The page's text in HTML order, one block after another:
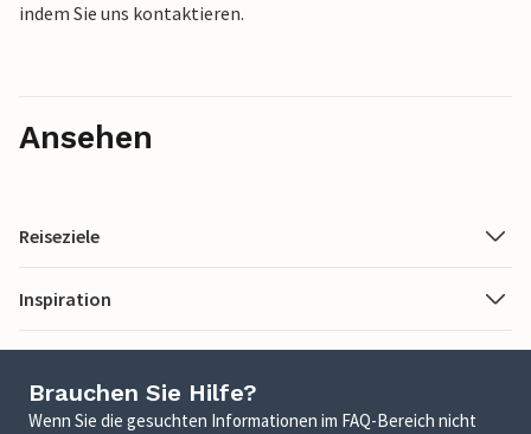
indem Sie uns kontaktieren.
Ansehen
Reiseziele
Inspiration
Brauchen Sie Hilfe?
Wenn Sie die gesuchten Informationen im FAQ-Bereich nicht